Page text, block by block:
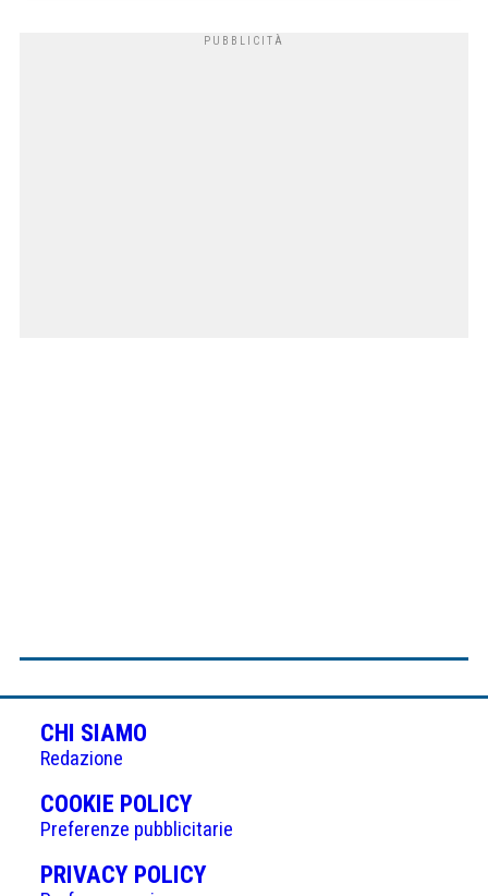
CHI SIAMO
Redazione
COOKIE POLICY(APRE
IN
UNA
NUOVA
Preferenze pubblicitarie
PRIVACY POLICY(APRE